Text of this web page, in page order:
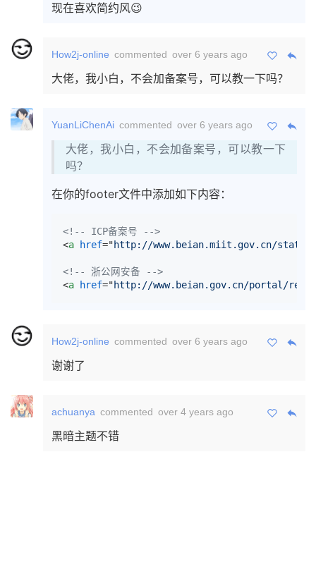
现在喜欢简约风😉
How2j-online commented over 6 years ago
大佬，我小白，不会加备案号，可以教一下吗？
YuanLiChenAi commented over 6 years ago
大佬，我小白，不会加备案号，可以教一下
吗？
在你的footer文件中添加如下内容：
<!-- ICP备案号 -->
<a href="http://www.beian.miit.gov.cn/
<!-- 浙公网安备 -->
<a href="http://www.beian.gov.cn/portal/
How2j-online commented over 6 years ago
谢谢了
achuanya commented over 4 years ago
黑暗主题不错